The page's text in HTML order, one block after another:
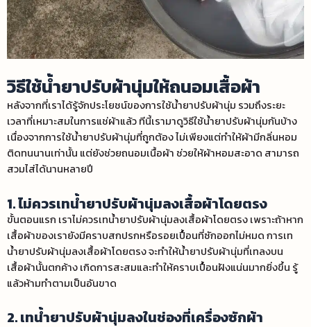
วิธีใช้น้ำยาปรับผ้านุ่มให้ถนอมเสื้อผ้า
หลังจากที่เราได้รู้จักประโยชน์ของการใช้น้ำยาปรับผ้านุ่ม รวมถึงระยะ
เวลาที่เหมาะสมในการแช่ผ้าแล้ว ทีนี้เรามาดูวิธีใช้น้ำยาปรับผ้านุ่มกันบ้าง
เนื่องจากการใช้น้ำยาปรับผ้านุ่มที่ถูกต้อง ไม่เพียงแต่ทำให้ผ้ามีกลิ่นหอม
ติดทนนานเท่านั้น แต่ยังช่วยถนอมเนื้อผ้า ช่วยให้ผ้าหอมสะอาด สามารถ
สวมไส่ได้นานหลายปี
1. ไม่ควรเทน้ำยาปรับผ้านุ่มลงเสื้อผ้าโดยตรง
ขั้นตอนแรก เราไม่ควรเทน้ำยาปรับผ้านุ่มลงเสื้อผ้าโดยตรง เพราะถ้าหาก
เสื้อผ้าของเรายังมีคราบสกปรกหรือรอยเปื้อนที่ซักออกไม่หมด การเท
น้ำยาปรับผ้านุ่มลงเสื้อผ้าโดยตรง จะทำให้น้ำยาปรับผ้านุ่มที่เทลงบน
เสื้อผ้านั้นตกค้าง เกิดการสะสมและทำให้คราบเปื้อนฝังแน่นมากยิ่งขึ้น รู้
แล้วห้ามทำตามเป็นอันขาด
2. เทน้ำยาปรับผ้านุ่มลงในช่องที่เครื่องซักผ้า